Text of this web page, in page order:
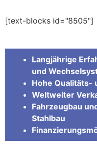
[text-blocks id="8505"]
Langjährige
und
Hohe Qualitäts-
Weltweiter
Fahrzeugbau
Stahlbau